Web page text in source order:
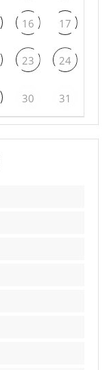
16 17
23 24
30 31